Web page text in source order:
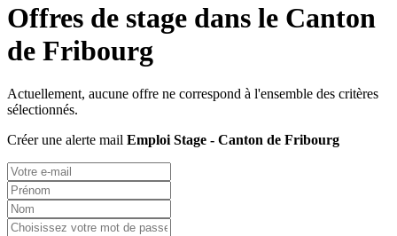
Offres de stage dans le Canton
de Fribourg
Actuellement, aucune offre ne correspond à l'ensemble des critères
sélectionnés.
Créer une alerte mail Emploi Stage - Canton de Fribourg